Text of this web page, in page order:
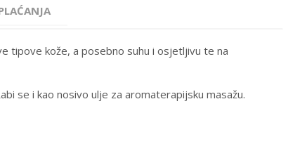
tipove kože, a posebno suhu i osjetljivu te na
se i kao nosivo ulje za aromaterapijsku masažu.